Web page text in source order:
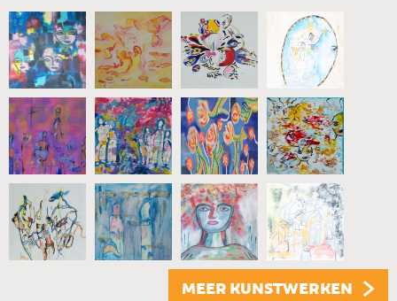
MEER KUNSTWERKEN